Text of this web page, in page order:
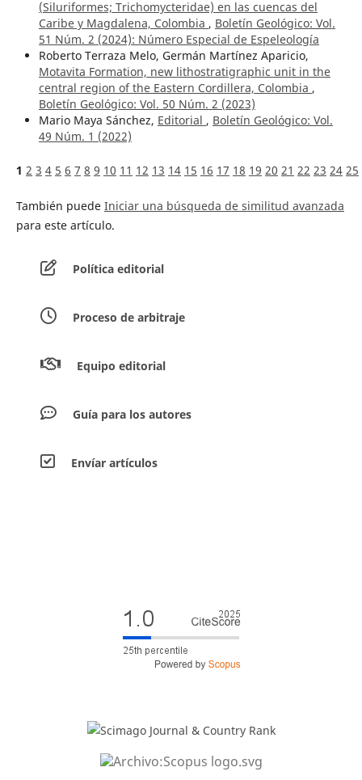
(Siluriformes; Trichomycteridae) en las cuencas del
Caribe y Magdalena, Colombia , Boletín Geológico: Vol.
51 Núm. 2 (2024): Número Especial de Espeleología
Roberto Terraza Melo, Germán Martínez Aparicio,
Motavita Formation, new lithostratigraphic unit in the
central region of the Eastern Cordillera, Colombia ,
Boletín Geológico: Vol. 50 Núm. 2 (2023)
Mario Maya Sánchez, Editorial , Boletín Geológico: Vol.
49 Núm. 1 (2022)
1 2 3 4 5 6 7 8 9 10 11 12 13 14 15 16 17 18 19 20 21 22 23 24 25
También puede Iniciar una búsqueda de similitud avanzada
para este artículo.
Política editorial
Proceso de arbitraje
Equipo editorial
Guía para los autores
Envíar artículos